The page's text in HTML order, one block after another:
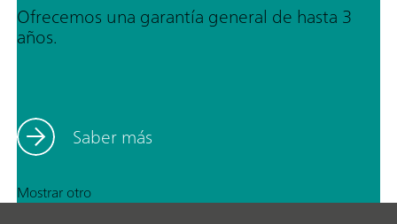
Ofrecemos una garantía general de hasta 3
años.
Saber más
Mostrar otro